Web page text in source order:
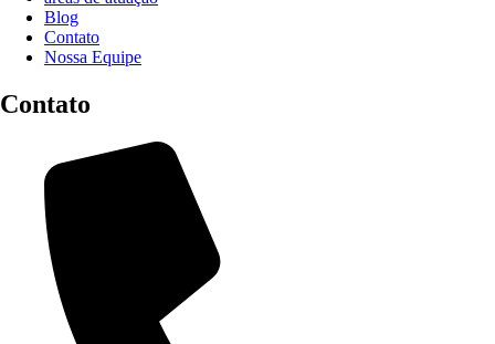
Blog
Contato
Nossa Equipe
Contato